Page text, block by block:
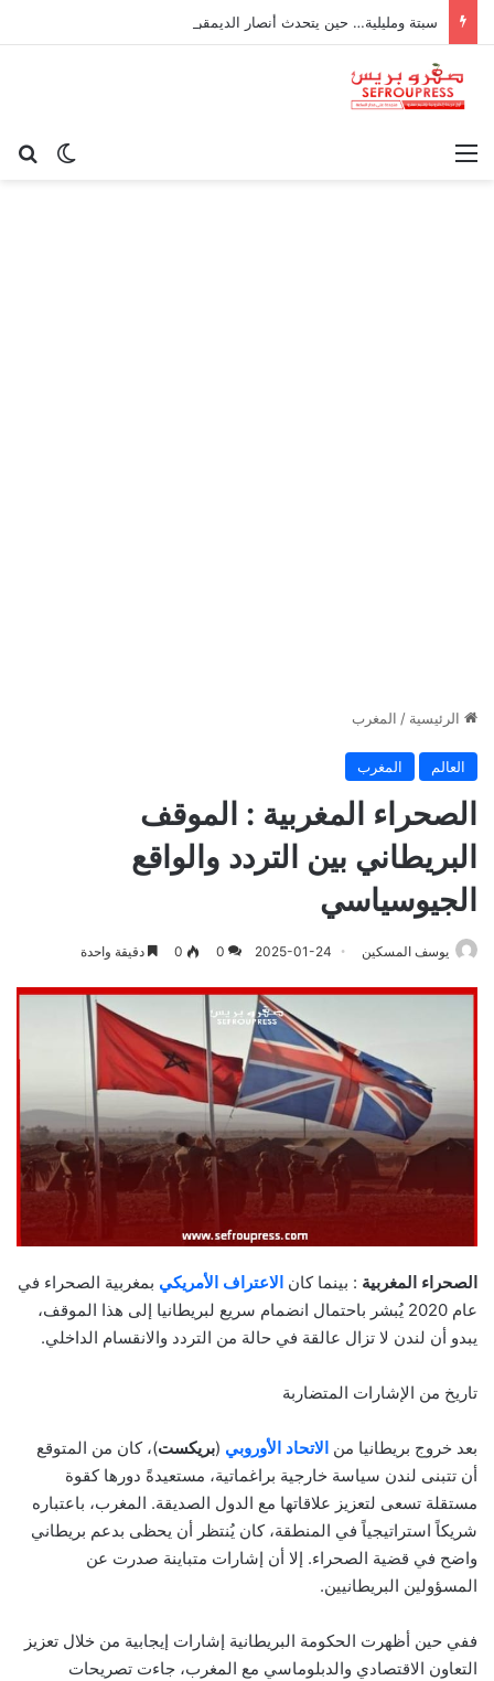
سبتة ومليلية… حين يتحدث أنصار الديمقراطية بلسان الاستعمار
الوضع القائمة
الرئيسية / المغرب
العالم المغرب
الصحراء المغربية : الموقف
البريطاني بين التردد والواقع
الجيوسياسي
يوسف المسكين 2025-01-24
0
0 دقيقة واحدة
الصحراء المغربية : بينما كان الاعتراف الأمريكي بمغربية الصحراء في
عام 2020 يُبشر باحتمال انضمام سريع لبريطانيا إلى هذا الموقف،
يبدو أن لندن لا تزال عالقة في حالة من التردد والانقسام الداخلي.
تاريخ من الإشارات المتضاربة
بعد خروج بريطانيا من الاتحاد الأوروبي (بريكست)، كان من المتوقع
أن تتبنى لندن سياسة خارجية براغماتية، مستعيدةً دورها كقوة
مستقلة تسعى لتعزيز علاقاتها مع الدول الصديقة. المغرب، باعتباره
شريكاً استراتيجياً في المنطقة، كان يُنتظر أن يحظى بدعم بريطاني
واضح في قضية الصحراء. إلا أن إشارات متباينة صدرت عن
المسؤولين البريطانيين.
ففي حين أظهرت الحكومة البريطانية إشارات إيجابية من خلال تعزيز
التعاون الاقتصادي والدبلوماسي مع المغرب، جاءت تصريحات